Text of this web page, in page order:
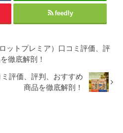
feedly
ットプレミア）口コミ評価、評
徹底解剖！
評価、評判、おすすめ
商品を徹底解剖！